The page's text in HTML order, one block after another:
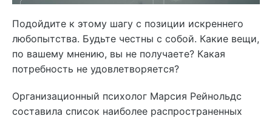
Подойдите к этому шагу с позиции искреннего
любопытства. Будьте честны с собой. Какие вещи,
по вашему мнению, вы не получаете? Какая
потребность не удовлетворяется?
Организационный психолог Марсия Рейнольдс
составила список наиболее распространенных